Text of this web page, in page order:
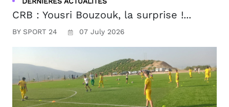
CRB : Yousri Bouzouk, la surprise !...
BY SPORT 24 07 July 2026